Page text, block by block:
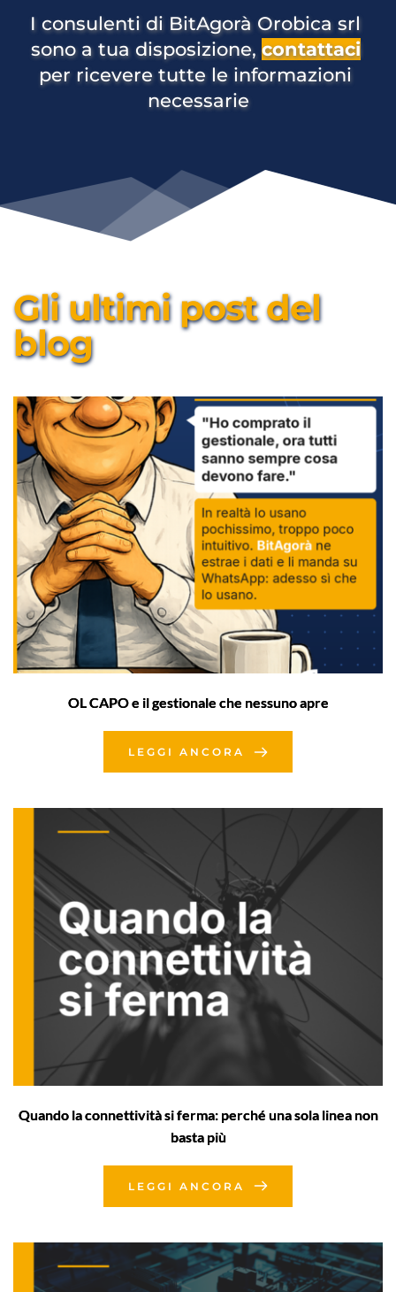
I consulenti di BitAgorà Orobica srl
sono a tua disposizione, contattaci
per ricevere tutte le informazioni
necessarie
Gli ultimi post del
blog
OL CAPO e il gestionale che nessuno apre
LEGGI ANCORA
Quando la connettività si ferma: perché una sola linea non
basta più
LEGGI ANCORA